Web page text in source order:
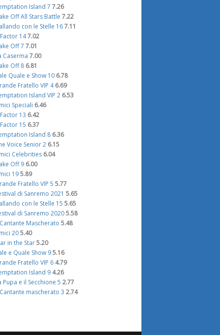
Island 7 7.26
Off All Stars Battle 7.22
con le Stelle 16 7.11
147.02
Off 7 7.01
Caserma 7.00
Off 8 6.81
Quale e Show 10 6.78
Fratello VIP 4 6.69
Island VIP 2 6.53
Speciali 6.46
13 6.42
15 6.37
Island 8 6.36
Voice Senior 2 6.15
Celebrities 6.04
Off 9 6.00
19 5.89
Fratello VIP 5 5.77
di Sanremo 2021 5.65
con le Stelle 15 5.65
di Sanremo 2020 5.58
Mascherato 5.48
20 5.40
in the Star 5.20
e Quale Show 9 5.16
Fratello VIP 6 4.79
Island 9 4.26
Pupa e il Secchione 5 2.77
mascherato 3 2.74